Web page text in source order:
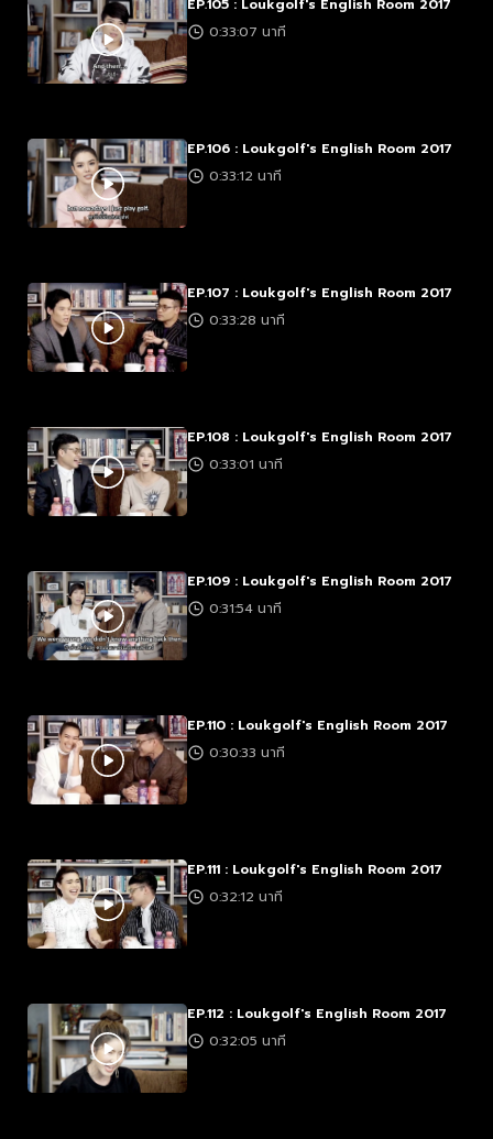
EP.105 : Loukgolf's English Room 2017
0:33:07 นาที
EP.106 : Loukgolf's English Room 2017
0:33:12 นาที
EP.107 : Loukgolf's English Room 2017
0:33:28 นาที
EP.108 : Loukgolf's English Room 2017
0:33:01 นาที
EP.109 : Loukgolf's English Room 2017
0:31:54 นาที
EP.110 : Loukgolf's English Room 2017
0:30:33 นาที
EP.111 : Loukgolf's English Room 2017
0:32:12 นาที
EP.112 : Loukgolf's English Room 2017
0:32:05 นาที